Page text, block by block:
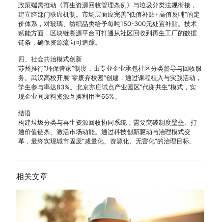
政策端需推动《再生资源回收管理条例》与垃圾分类法规衔接，
建立跨部门联席机制。市场层面应完善”低值补贴+高值反哺”的定
价体系，对玻璃、纺织品类给予每吨150-300元处置补贴。技术
赋能方面，区块链溯源平台可打通从社区回收到再生工厂的数据
链条，确保资源流向可追踪。
四、社会共治模式创新
苏州推行”环保管家”制度，由专业企业承包社区分类督导与回收服
务。武汉高校开展”零废弃校园”创建，通过课程植入与实践活动，
学生参与率达83%。北京亦庄试点产业园区”代谢共生”模式，实
现企业间废料资源互换利用率65%。
结语
构建垃圾分类与再生资源回收协同系统，需要突破制度壁垒、打
通价值链条、激活市场动能。通过科技创新驱动与治理模式变
革，最终实现城市固废”减量化、资源化、无害化”的治理目标。
相关文章